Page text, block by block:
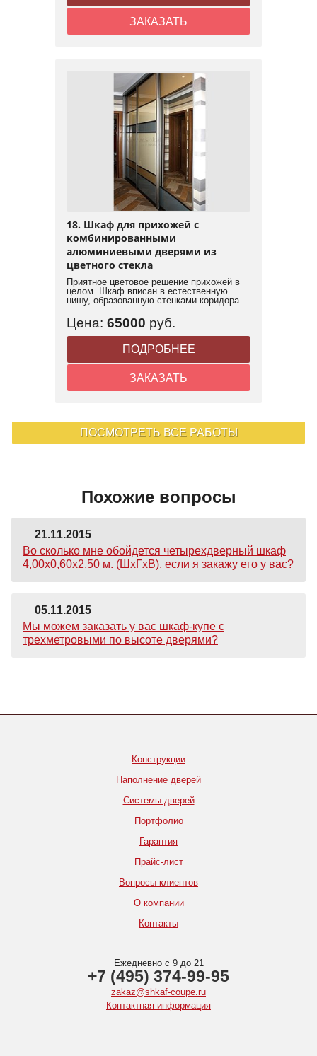
ЗАКАЗАТЬ
18. Шкаф для прихожей с
комбинированными
алюминиевыми дверями из
цветного стекла
Приятное цветовое решение прихожей в
целом. Шкаф вписан в естественную
нишу, образованную стенками коридора.
Цена: 65000 руб.
ПОДРОБНЕЕ
ЗАКАЗАТЬ
ПОСМОТРЕТЬ ВСЕ РАБОТЫ
Похожие вопросы
21.11.2015
Во сколько мне обойдется четырехдверный шкаф
4,00х0,60х2,50 м. (ШхГхВ), если я закажу его у вас?
05.11.2015
Мы можем заказать у вас шкаф-купе с
трехметровыми по высоте дверями?
Конструкции
Наполнение дверей
Системы дверей
Портфолио
Гарантия
Прайс-лист
Вопросы клиентов
О компании
Контакты
Ежедневно с 9 до 21
+7 (495) 374-99-95
zakaz@shkaf-coupe.ru
Контактная информация